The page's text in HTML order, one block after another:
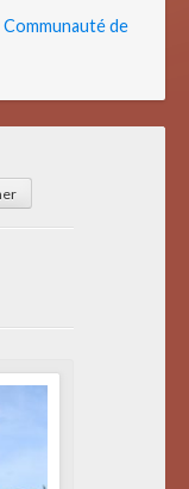
Communauté de